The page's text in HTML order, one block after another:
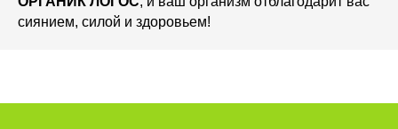
сиянием, силой и здоровьем!